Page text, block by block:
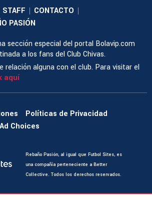
STAFF | CONTACTO |
PASIÓN
sección especial del portal Bolavip.com
a los fans del Club Chivas.
relación alguna con el club. Para visitar el
aquí
Políticas de Privacidad
Ad Choices
Rebaño Pasión, al igual que Futbol Sites, es
una compañía perteneciente a Better
Collective. Todos los derechos reservados.